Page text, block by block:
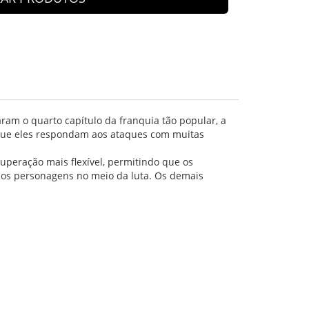
o quarto capítulo da franquia tão popular, a
eles respondam aos ataques com muitas
mais flexível, permitindo que os
personagens no meio da luta. Os demais